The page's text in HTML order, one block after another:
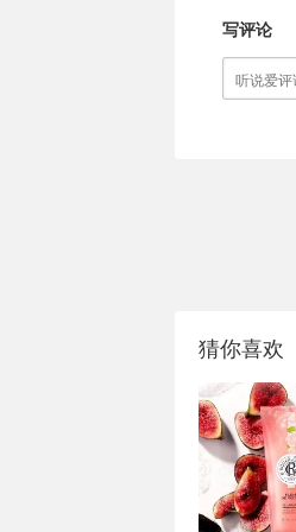
写评论
猜你喜欢